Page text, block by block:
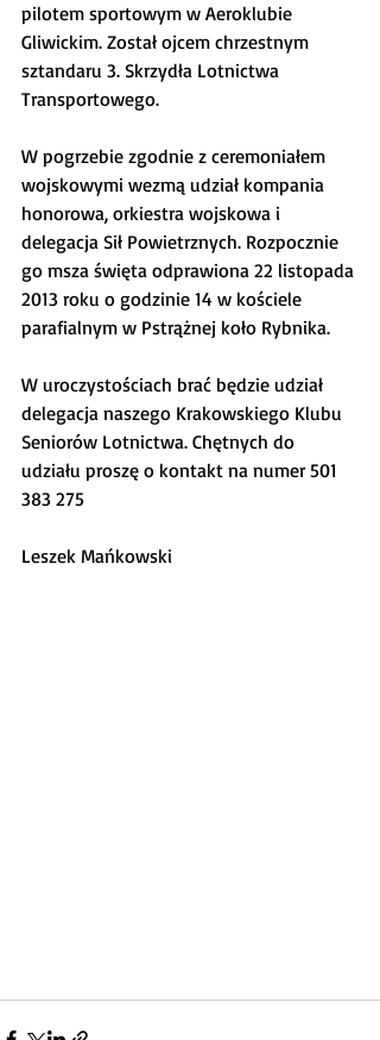
pilotem sportowym w Aeroklubie
Gliwickim. Został ojcem chrzestnym
sztandaru 3. Skrzydła Lotnictwa
Transportowego.
W pogrzebie zgodnie z ceremoniałem
wojskowymi wezmą udział kompania
honorowa, orkiestra wojskowa i
delegacja Sił Powietrznych. Rozpocznie
go msza święta odprawiona 22 listopada
2013 roku o godzinie 14 w kościele
parafialnym w Pstrążnej koło Rybnika.
W uroczystościach brać będzie udział
delegacja naszego Krakowskiego Klubu
Seniorów Lotnictwa. Chętnych do
udziału proszę o kontakt na numer 501
383 275
Leszek Mańkowski